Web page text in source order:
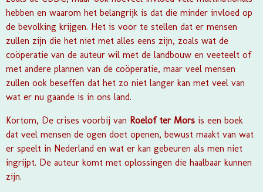
hebben en waarom het belangrijk is dat die minder invloed op
de bevolking krijgen. Het is voor te stellen dat er mensen
zullen zijn die het niet met alles eens zijn, zoals wat de
coöperatie van de auteur wil met de landbouw en veeteelt of
met andere plannen van de coöperatie, maar veel mensen
zullen ook beseffen dat het zo niet langer kan met veel van
wat er nu gaande is in ons land.
Kortom, De crises voorbij van Roelof ter Mors is een boek
dat veel mensen de ogen doet openen, bewust maakt van wat
er speelt in Nederland en wat er kan gebeuren als men niet
ingrijpt. De auteur komt met oplossingen die haalbaar kunnen
zijn.